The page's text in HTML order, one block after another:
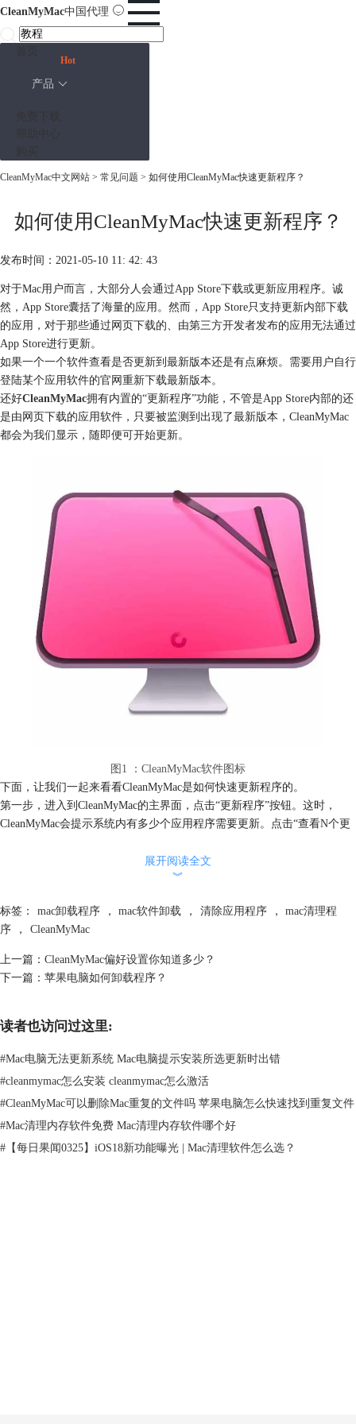
CleanMyMac中国代理
产品
Hot
CleanMyMac中文网站 > 常见问题 > 如何使用CleanMyMac快速更新程序？
如何使用CleanMyMac快速更新程序？
发布时间：2021-05-10 11: 42: 43
对于Mac用户而言，大部分人会通过App Store下载或更新应用程序。诚
然，App Store囊括了海量的应用。然而，App Store只支持更新内部下载
的应用，对于那些通过网页下载的、由第三方开发者发布的应用无法通过
App Store进行更新。
如果一个一个软件查看是否更新到最新版本还是有点麻烦。需要用户自行
登陆某个应用软件的官网重新下载最新版本。
还好CleanMyMac拥有内置的“更新程序”功能，不管是App Store内部的还
是由网页下载的应用软件，只要被监测到出现了最新版本，CleanMyMac
都会为我们显示，随即便可开始更新。
图1 ：CleanMyMac软件图标
下面，让我们一起来看看CleanMyMac是如何快速更新程序的。
第一步，进入到CleanMyMac的主界面，点击“更新程序”按钮。这时，
CleanMyMac会提示系统内有多少个应用程序需要更新。点击“查看N个更
图2 ：点击“更新程序”
第二步，在页面上选择需要更新的应用程序。用户可以查看页面右侧部分
的功能介绍，并可通过拖动滑块进行图片浏览。
展开阅读全文
︾
标签： mac卸载程序 ， mac软件卸载 ， 清除应用程序 ，
mac清理程
序
， CleanMyMac
上一篇： CleanMyMac偏好设置你知道多少？
下一篇： 苹果电脑如何卸载程序？
读者也访问过这里:
#Mac电脑无法更新系统 Mac电脑提示安装所选更新时出错
#cleanmymac怎么安装 cleanmymac怎么激活
#CleanMyMac可以删除Mac重复的文件吗 苹果电脑怎么快速找到重复文件
#Mac清理内存软件免费 Mac清理内存软件哪个好
# 【每日果闻0325】iOS18新功能曝光 | Mac清理软件怎么选？